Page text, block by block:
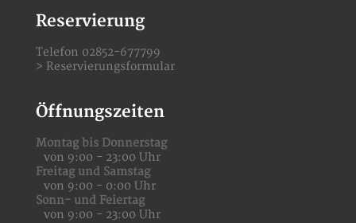
Reservierung
Telefon 02852-677799
> Reservierungsformular
Öffnungszeiten
Montag bis Donnerstag
von 9:00 - 23:00 Uhr
Freitag und Samstag
von 9:00 - 0:00 Uhr
Sonn- und Feiertag
von 9:00 - 23:00 Uhr